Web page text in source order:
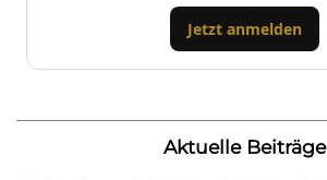
Jetzt anmelden
Aktuelle Beiträge